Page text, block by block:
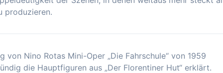
produzieren.
Nino Rotas Mini-Oper „Die Fahrschule“ von 1959
die Hauptfiguren aus „Der Florentiner Hut“ erklärt.